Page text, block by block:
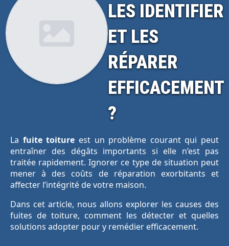
LES IDENTIFIER
ET LES
RÉPARER
EFFICACEMENT
?
La fuite toiture est un problème courant qui peut
entraîner des dégâts importants si elle n’est pas
traitée rapidement. Ignorer ce type de situation peut
mener à des coûts de réparation exorbitants et
affecter l’intégrité de votre maison.
Dans cet article, nous allons explorer les causes des
fuites de toiture, comment les détecter et quelles
solutions adopter pour y remédier efficacement.